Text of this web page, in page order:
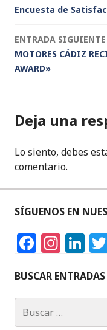
n o
k
entradas
Encuesta de
ENTRADA SIGUIENTE
MOTORES CÁDIZ
AWARD»
Deja una
Lo siento, debes
comentario.
SÍGUENOS EN
F
c
e
b
In
a
g
ra
Li
k
e
dI
BUSCAR